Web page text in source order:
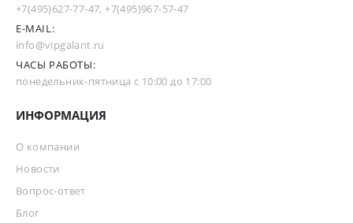
+7(495)627-77-47,+7(495)967-57-47
E-MAIL:
info@vipgalant.ru
ЧАСЫ РАБОТЫ:
понедельник-пятница с 10:00 до 17:00
ИНФОРМАЦИЯ
О компании
Новости
Вопрос-ответ
Блог